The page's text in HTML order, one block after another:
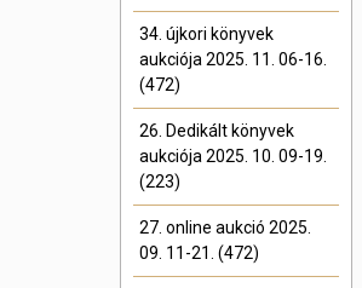
34. újkori könyvek
aukciója 2025. 11. 06-16.
(472)
26. Dedikált könyvek
aukciója 2025. 10. 09-19.
(223)
27. online aukció 2025.
09. 11-21. (472)